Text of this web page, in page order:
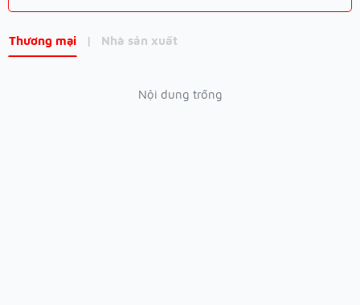
Thương mại | Nhà sản xuất
Nội dung trống